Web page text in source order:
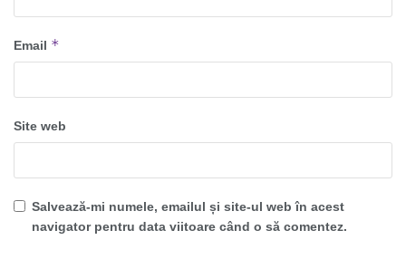
Email *
Site web
Salvează-mi numele, emailul și site-ul web în acest
navigator pentru data viitoare când o să comentez.